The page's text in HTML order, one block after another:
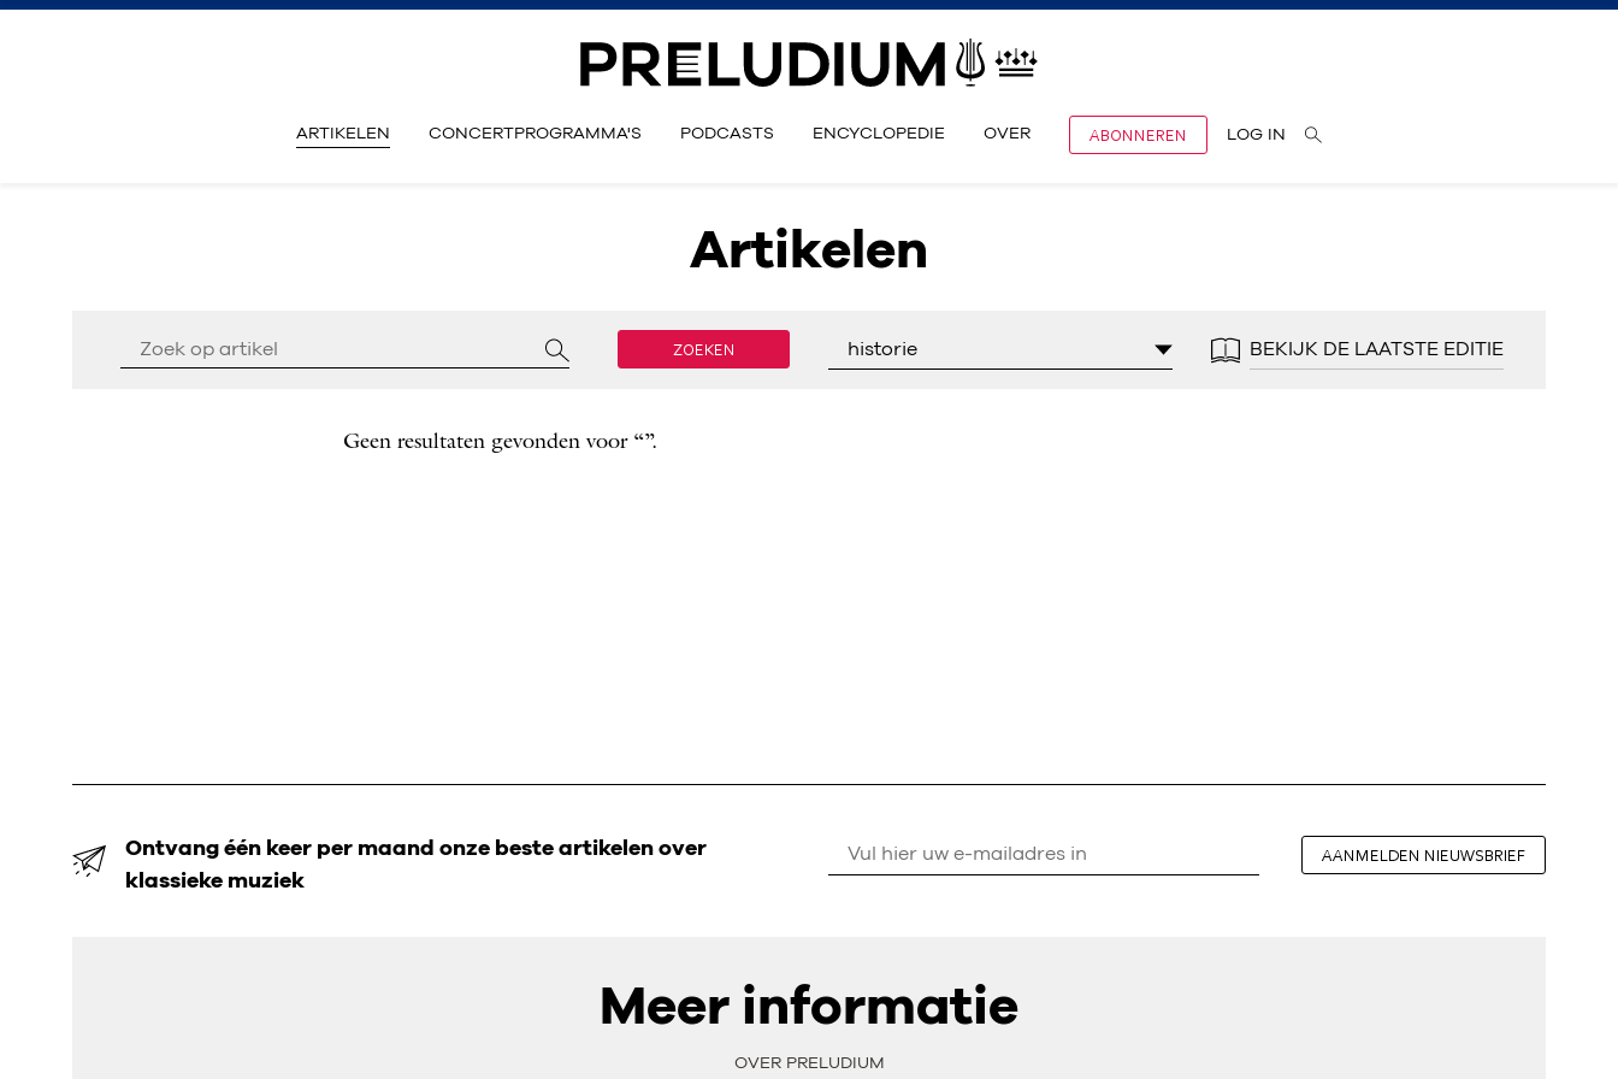
ARTIKELEN CONCERTPROGRAMMA'S PODCASTS ENCYCLOPEDIE OVER ABONNEREN LOG IN
Artikelen
ZOEKEN historie BEKIJK DE LAATSTE EDITIE
Geen resultaten gevonden voor “”.
Ontvang één keer per maand onze beste artikelen over
klassieke muziek
AANMELDEN NIEUWSBRIEF
Meer informatie
OVER PRELUDIUM